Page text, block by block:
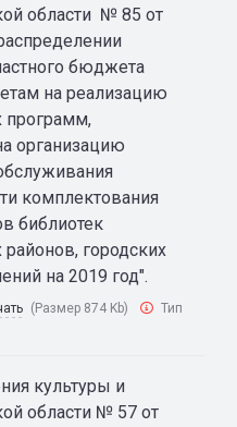
области № 85 от
бюджета
на реализацию
программ,
организацию
комплектования
библиотек
городских
на 2019 год".
(Размер 874 Kb)
Тип
культуры и
области № 57 от